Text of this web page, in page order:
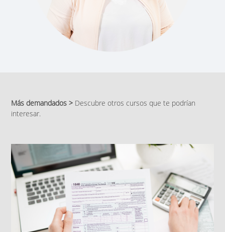
Más demandados > Descubre otros cursos que te podrían
interesar.